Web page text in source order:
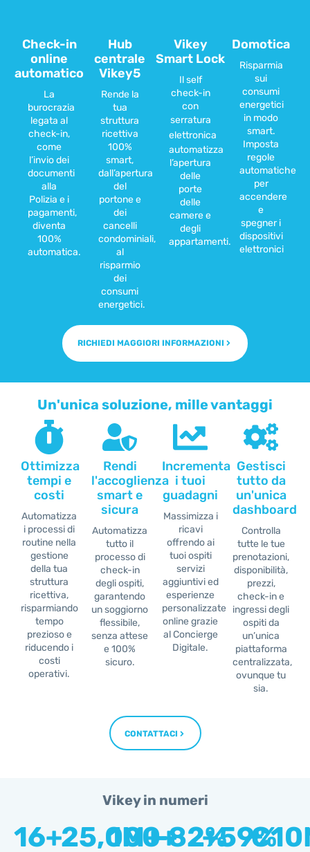
Check-in
online
automatico
La
burocrazia
legata al
check-in,
come
l’invio dei
documenti
alla
Polizia e i
pagamenti,
diventa
100%
automatica.
Hub
centrale
Vikey5
Rende la
tua
struttura
ricettiva
100%
smart,
dall’apertura
del
portone e
dei
cancelli
condominiali,
al
risparmio
dei
consumi
energetici.
Vikey
Smart Lock
Il self
check-in
con
serratura
elettronica
automatizza
l’apertura
delle
porte
delle
camere e
degli
appartamenti.
Domotica
Risparmia
sui
consumi
energetici
in modo
smart.
Imposta
regole
automatiche
per
accendere
e
spegner i
dispositivi
elettronici
RICHIEDI MAGGIORI INFORMAZIONI
Un'unica soluzione, mille vantaggi
Ottimizza
tempi e
costi
Automatizza
i processi di
routine nella
gestione
della tua
struttura
ricettiva,
risparmiando
tempo
prezioso e
riducendo i
costi
operativi.
Rendi
l'accoglienza
smart e
sicura
Automatizza
tutto il
processo di
check-in
degli ospiti,
garantendo
un soggiorno
flessibile,
senza attese
e 100%
sicuro.
Incrementa
i tuoi
guadagni
Massimizza i
ricavi
offrendo ai
tuoi ospiti
servizi
aggiuntivi ed
esperienze
personalizzate
online grazie
al Concierge
Digitale.
Gestisci
tutto da
un'unica
dashboard
Controlla
tutte le tue
prenotazioni,
disponibilità,
prezzi,
check-in e
ingressi degli
ospiti da
un’unica
piattaforma
centralizzata,
ovunque tu
sia.
CONTATTACI
Vikey in numeri
16+25,000+
1M+-82%
+59%
€10